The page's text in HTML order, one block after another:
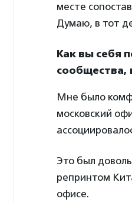
месте
Думаю, в тот
Как вы себя
сообщества,
Мне было
московский
Это был
репринтом
офисе.